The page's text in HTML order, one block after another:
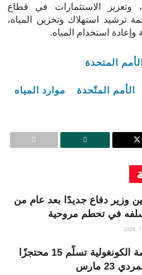
وتعزيز الاستثمارات في قطاع
ترشيد استهلاك وتخزين المياه،
وإعادة استخدام المياه.
المتحدة
الأمم المتّحدة
موارد المياه
وزير دفاع جديدًا بعد عام من
في تحطم مروحية
الحكومة الكونغولية تسلّم 15 محتجزًا
23 مارس